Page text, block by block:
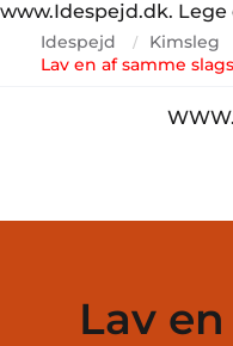
www.Idespejd.dk.
Idespejd / Kimsleg
Lav en af samme slags
Lav